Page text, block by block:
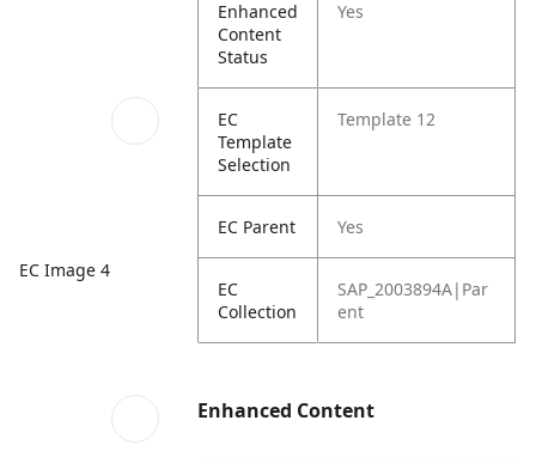
EC Image 4
Enhanced
Content
Status
Yes
EC
Template
Selection
Template 12
EC Parent Yes
EC
Collection
SAP_2003894A|Par
ent
Enhanced Content